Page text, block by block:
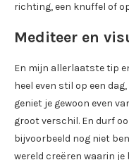
richting, een knuffel of
Mediteer en
En mijn allerlaatste tip
heel even stil op een
geniet je gewoon even
groot verschil. En durf
bijvoorbeeld nog niet
wereld creëren waarin je